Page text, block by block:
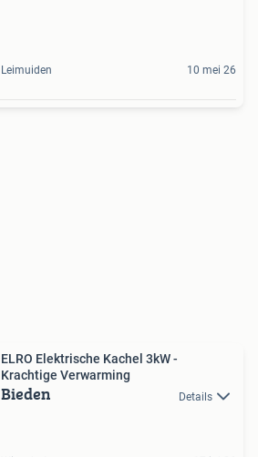
Leimuiden 10 mei 26
ELRO Elektrische Kachel 3kW -
Krachtige Verwarming
Bieden Details